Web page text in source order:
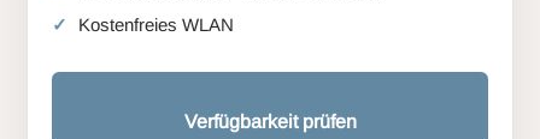
Kostenfreies WLAN
Verfügbarkeit prüfen